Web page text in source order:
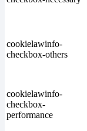
cookielawinfo-
checkbox-others
cookielawinfo-
checkbox-
performance